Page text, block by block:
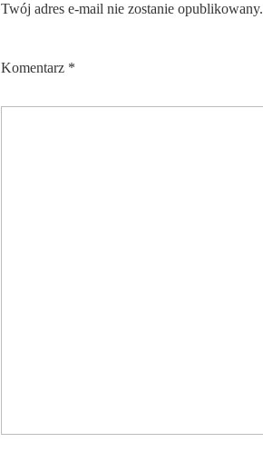
Twój adres e-mail nie zostanie opublikowany.
Komentarz *